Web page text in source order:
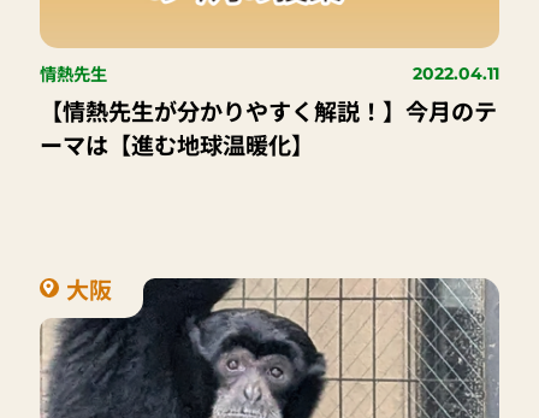
情熱先生 2022.04.11
【情熱先生が分かりやすく解説！】今月のテ
ーマは【進む地球温暖化】
大阪